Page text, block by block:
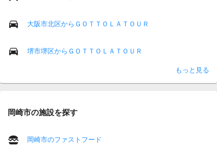
大阪市北区からＧＯＴＴＯＬＡＴＯＵＲ
堺市堺区からＧＯＴＴＯＬＡＴＯＵＲ
もっと見る
岡崎市の施設を探す
岡崎市のファストフード